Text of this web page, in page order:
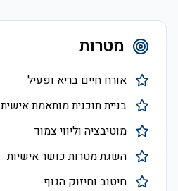
מטרות
אורח חיים בריא ופעיל
בניית תוכנית מותאמת אישית
מוטיבציה וליווי צמוד
השגת מטרות כושר אישיות
חיטוב וחיזוק הגוף